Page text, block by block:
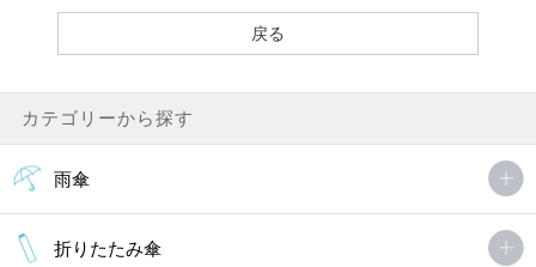
カテゴリーから探す
雨傘
折りたたみ傘